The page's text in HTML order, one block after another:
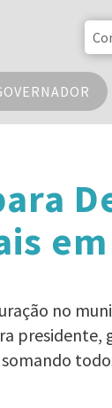
no
somando